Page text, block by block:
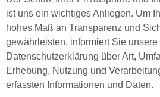
ist uns ein wichtiges Anliegen. Um
hohes Maß an Transparenz und
gewährleisten, informiert Sie
Datenschutzerklärung über Art,
Erhebung, Nutzung und
erfassten Informationen und Daten.